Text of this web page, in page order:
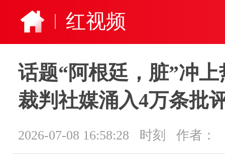
红视频
话题“阿根廷，脏”冲
裁判社媒涌入4万条批
2026-07-08 16:58:28 时刻 作者：